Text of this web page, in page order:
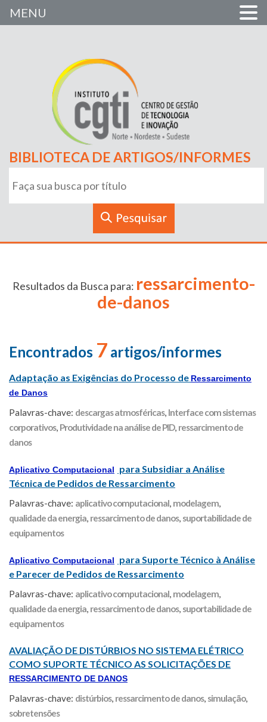
BIBLIOTECA DE ARTIGOS/INFORMES
Resultados da Busca para: ressarcimento-
de-danos
Encontrados 7 artigos/informes
Adaptação as Exigências do Processo de Ressarcimento
de Danos
Palavras-chave: descargas atmosféricas, Interface com sistemas
corporativos, Produtividade na análise de PID, ressarcimento de
danos
Aplicativo Computacional
para Subsidiar a Análise
Técnica de Pedidos de Ressarcimento
Palavras-chave: aplicativo computacional, modelagem,
qualidade da energia, ressarcimento de danos, suportabilidade de
equipamentos
Aplicativo Computacional
para Suporte Técnico à Análise
e Parecer de Pedidos de Ressarcimento
Palavras-chave: aplicativo computacional, modelagem,
qualidade da energia, ressarcimento de danos, suportabilidade de
equipamentos
AVALIAÇÃO DE DISTÚRBIOS NO SISTEMA ELÉTRICO
COMO SUPORTE TÉCNICO AS SOLICITAÇÕES DE
RESSARCIMENTO DE DANOS
Palavras-chave: distúrbios, ressarcimento de danos, simulação,
sobretensões
MENU